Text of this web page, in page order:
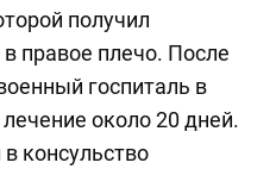
получил
правое плечо. После
госпиталь в
около 20 дней.
консульство